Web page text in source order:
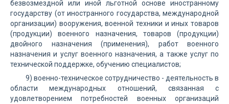
безвозмездной или иной льготной основе иностранному
государству (от иностранного государства, международной
организации) вооружения, военной техники и иных товаров
(продукции) военного назначения, товаров (продукции)
двойного назначения (применения), работ военного
назначения и услуг военного назначения, а также услуг по
технической поддержке, обучению специалистов;
9) военно-техническое сотрудничество - деятельность в
области международных отношений, связанная с
удовлетворением потребностей военных организаций